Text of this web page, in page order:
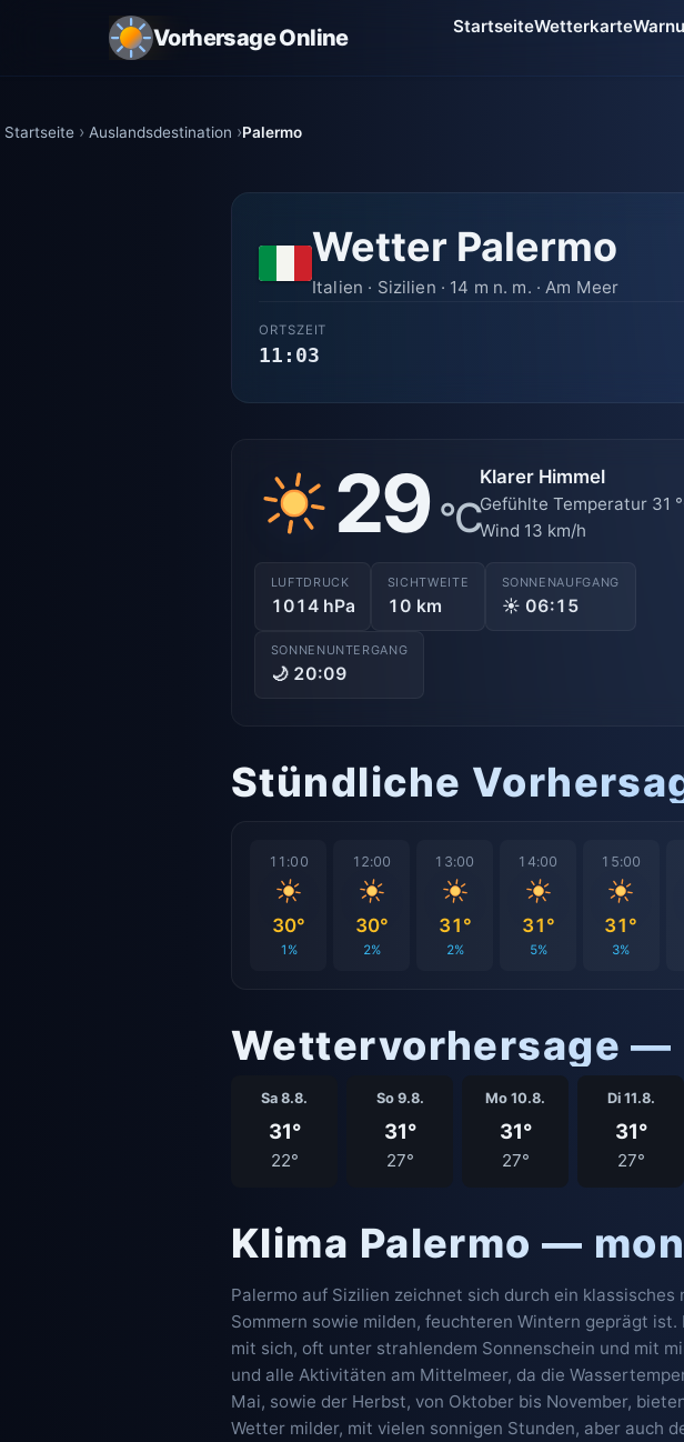
Vorhersage Online StartseiteWetterkarte
Startseite Auslandsdestination Palermo
Wetter Palermo
Italien · Sizilien · 14 m n. m. · Am Meer
ORTSZEIT
11:03
29 °C
Klarer Himmel
Gefühlte Temperatur 31
Wind 13 km/h
LUFTDRUCK
1014 hPa
SICHTWEITE
10 km
SONNENAUFGANG
☀ 06:15
SONNENUNTERGANG
🌙 20:09
Stündliche
11:00
30°
1%
12:00
30°
2%
13:00
31°
2%
14:00
31°
5%
15:00
31°
3%
Wettervorhersage —
Sa 8.8.
31°
22°
So 9.8.
31°
27°
Mo 10.8.
31°
27°
Di 11.8.
31°
27°
Klima Palermo —
Palermo auf Sizilien zeichnet sich durch ein
Sommern sowie milden, feuchteren Wintern geprägt
mit sich, oft unter strahlendem Sonnenschein und mit
und alle Aktivitäten am Mittelmeer, da die
Mai, sowie der Herbst, von Oktober bis November,
Wetter milder, mit vielen sonnigen Stunden, aber auch